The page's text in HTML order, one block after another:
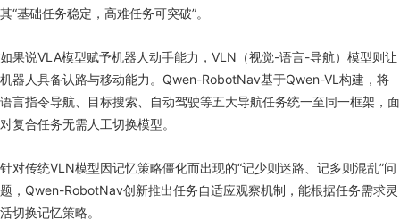
其“基础任务稳定，高难任务可突破”。
如果说VLA模型赋予机器人动手能力，VLN（视觉-语言-导航）模型则让
机器人具备认路与移动能力。Qwen-RobotNav基于Qwen-VL构建，将
语言指令导航、目标搜索、自动驾驶等五大导航任务统一至同一框架，面
对复合任务无需人工切换模型。
针对传统VLN模型因记忆策略僵化而出现的“记少则迷路、记多则混乱”问
题，Qwen-RobotNav创新推出任务自适应观察机制，能根据任务需求灵
活切换记忆策略。